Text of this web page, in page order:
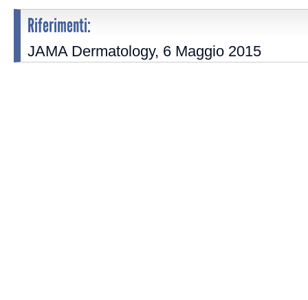
Riferimenti:
JAMA Dermatology, 6 Maggio 2015